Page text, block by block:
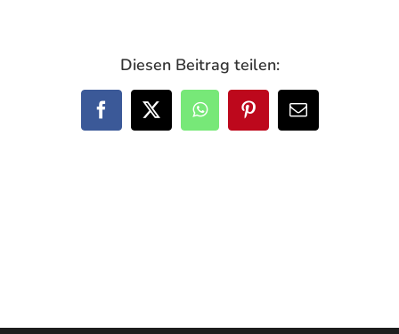
Diesen Beitrag teilen:
Facebook
X WhatsAppPinterest
E-
Mail